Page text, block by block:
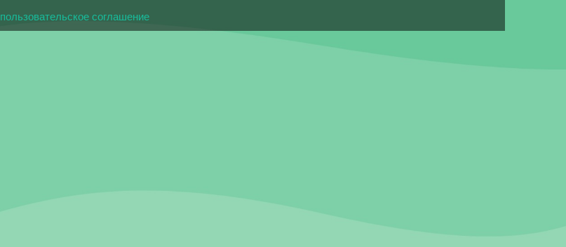
пользовательское соглашение